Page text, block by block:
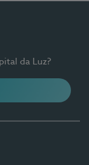
da Luz?